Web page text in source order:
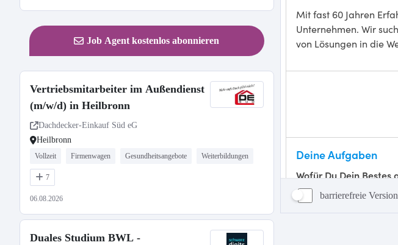
Job Agent kostenlos abonnieren
Vertriebsmitarbeiter im Außendienst
(m/w/d) in Heilbronn
Dachdecker-Einkauf Süd eG
Heilbronn
Vollzeit Firmenwagen Gesundheitsangebote Weiterbildungen
7
06.08.2026
Duales Studium BWL -
barrierefreie Version